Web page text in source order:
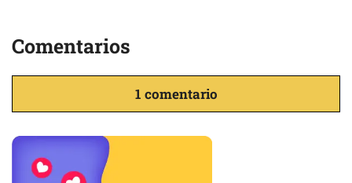
Comentarios
1 comentario